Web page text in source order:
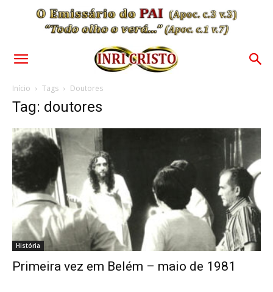
Início Tags Doutores
Tag: doutores
História
Primeira vez em Belém – maio de 1981